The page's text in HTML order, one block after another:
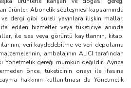
ürünler, Abonelik sözleşmesi kapsamında
ve dergi gibi süreli yayınlara ilişkin mallar,
edilen hizmetler veya tüketiciye anında
ile ses veya görüntü kayıtlarının, kitap,
veri kaydedebilme ve veri depolama
ambalajının ALICI tarafından
Yönetmelik gereği mümkün değildir. Ayrıca
önce, tüketicinin onayı ile ifasına
hakkının kullanılması da Yönetmelik